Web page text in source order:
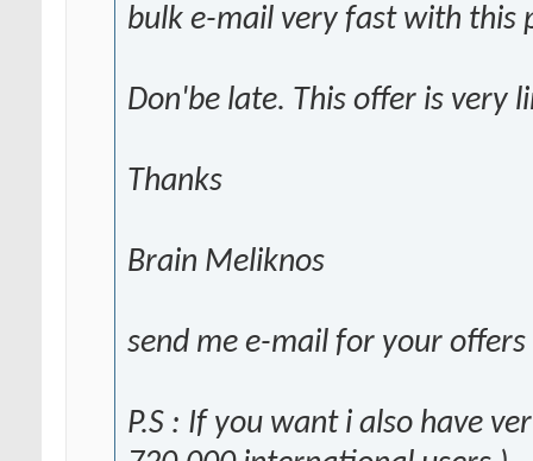
bulk e-mail very fast with this
Don'be late. This offer is very
Thanks
Brain Meliknos
send me e-mail for your offers
P.S : If you want i also have